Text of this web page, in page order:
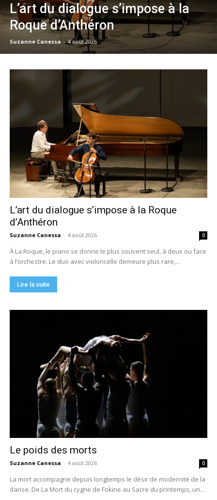
L’art du dialogue s’impose à la
Roque d’Anthéron
Suzanne Canessa - 4 août 2026
L’art du dialogue s’impose à la Roque
d’Anthéron
Suzanne Canessa - 4 août 2026 0
À La Roque, le piano se donne le plus souvent seul, à deux ou face
à l’orchestre. Le duo avec violoncelle demeure plus rare,...
Lire la suite
Le poids des morts
Suzanne Canessa - 4 août 2026 0
La mort accompagne depuis longtemps le désir de modernité de la
danse. De La Mort du cygne de Fokine au Sacre du printemps, un...